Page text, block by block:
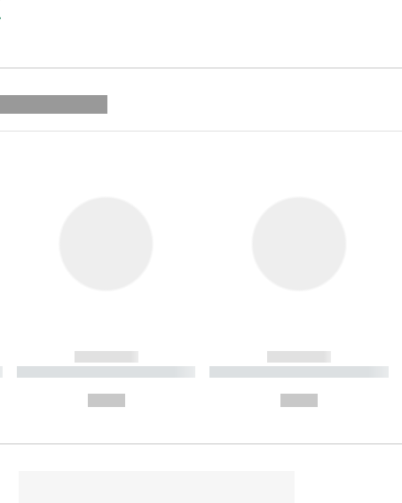
------------
----------- ----------- ----------
------------
----------- ----------- ----------